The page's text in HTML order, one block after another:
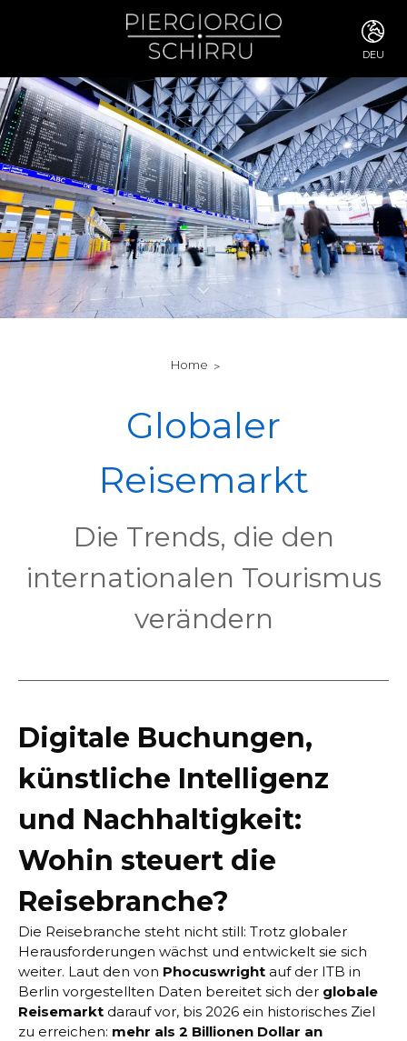
DEU
ITA
ENG
FRA
DEU
ESP
RUS
CHI
JPN
SVE
POR
KOR
Home
Globaler
Reisemarkt
Die Trends, die den
internationalen Tourismus
verändern
Digitale Buchungen,
künstliche Intelligenz
und Nachhaltigkeit:
Wohin steuert die
Reisebranche?
Die Reisebranche steht nicht still: Trotz globaler
Herausforderungen wächst und entwickelt sie sich
weiter. Laut den von Phocuswright auf der ITB in
Berlin vorgestellten Daten bereitet sich der globale
Reisemarkt darauf vor, bis 2026 ein historisches Ziel
zu erreichen: mehr als 2 Billionen Dollar an